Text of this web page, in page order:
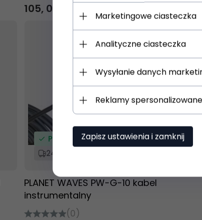
105, 00
Produkt dostępny!
24 godziny
PLANET WAVES PW-G-10 kabel
instrumentalny
(0)
Marketingowe ciasteczka
Analityczne ciasteczka
Wysyłanie danych
Reklamy spersonalizowane
Zapisz ustawienia i zamknij